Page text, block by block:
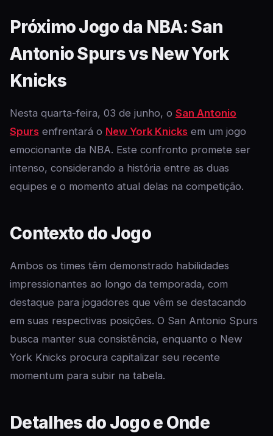
Próximo Jogo da NBA: San
Antonio Spurs vs New York
Knicks
Nesta quarta-feira, 03 de junho, o San Antonio
Spurs enfrentará o New York Knicks em um jogo
emocionante da NBA. Este confronto promete ser
intenso, considerando a história entre as duas
equipes e o momento atual delas na competição.
Contexto do Jogo
Ambos os times têm demonstrado habilidades
impressionantes ao longo da temporada, com
destaque para jogadores que vêm se destacando
em suas respectivas posições. O San Antonio Spurs
busca manter sua consistência, enquanto o New
York Knicks procura capitalizar seu recente
momentum para subir na tabela.
Detalhes do Jogo e Onde